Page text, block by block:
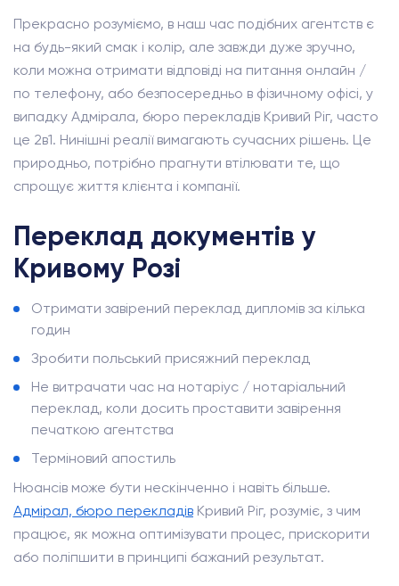
Прекрасно розуміємо, в наш час подібних агентств є
на будь-який смак і колір, але завжди дуже зручно,
коли можна отримати відповіді на питання онлайн /
по телефону, або безпосередньо в фізичному офісі, у
випадку Адмірала, бюро перекладів Кривий Ріг, часто
це 2в1. Нинішні реалії вимагають сучасних рішень. Це
природньо, потрібно прагнути втілювати те, що
спрощує життя клієнта і компанії.
Переклад документів у
Кривому Розі
Отримати завірений переклад дипломів за кілька
годин
Зробити польський присяжний переклад
Не витрачати час на нотаріус / нотаріальний
переклад, коли досить проставити завірення
печаткою агентства
Терміновий апостиль
Нюансів може бути нескінченно і навіть більше.
Адмірал, бюро перекладів Кривий Ріг, розуміє, з чим
працює, як можна оптимізувати процес, прискорити
або поліпшити в принципі бажаний результат.